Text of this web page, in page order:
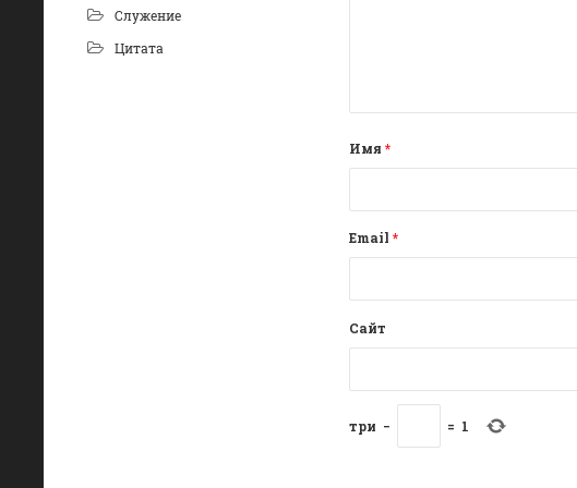
Служение
Цитата
Имя *
Email *
Сайт
три − = 1